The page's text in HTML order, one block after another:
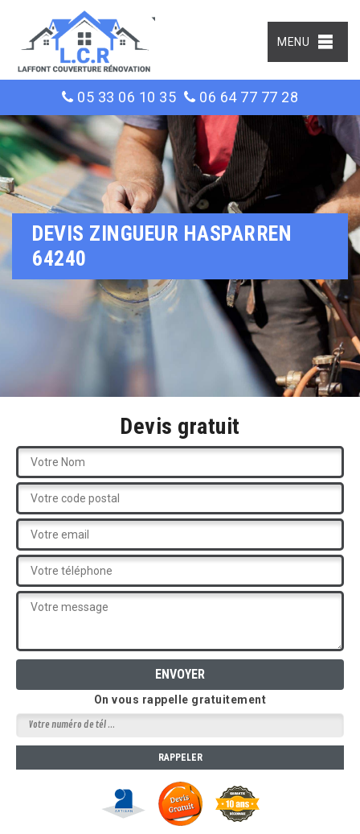
MENU
05 33 06 10 35 06 64 77 77 28
DEVIS ZINGUEUR HASPARREN
64240
Devis gratuit
On vous rappelle gratuitement